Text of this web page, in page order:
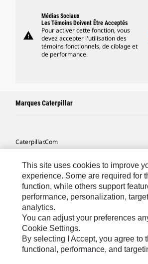
warning
Médias Sociaux
Les Témoins Doivent Être Acceptés
Pour activer cette fonction, vous
devez accepter l'utilisation des
témoins fonctionnels, de ciblage et
de performance.
Marques Caterpillar
Caterpillar.com
Mes Préférences Marketing
Plan Du Site
Cookie Settings
Légales
Confidentialité
This site uses cookies to improve
experience. Some are required for
function, while others support
performance, personalization,
analytics.
You can adjust your preferences
Cookie Settings.
By selecting I Accept, you agree to
functional, performance, and